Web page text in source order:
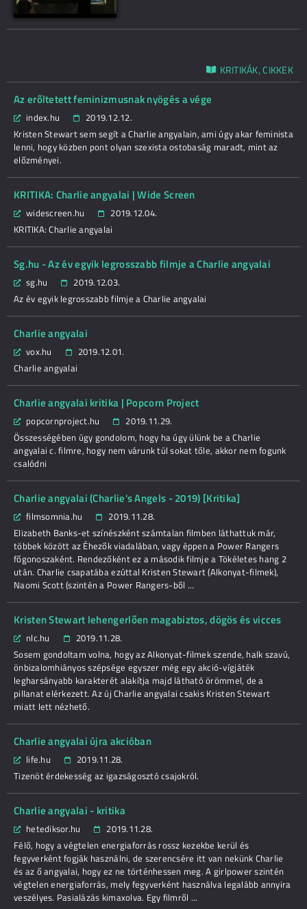
KRITIKÁK, CIKKEK
Az erőltetett feminizmusnak nyögés a vége
index.hu
2019.12.12.
Kristen Stewart sem segít a Charlie angyalain, ami úgy akar feminista
lenni, hogy közben pont olyan szexista ostobaság maradt, mint az
előzményei.
KRITIKA: Charlie angyalai | Wide Screen
widescreen.hu
2019.12.04.
KRITIKA: Charlie angyalai
Sg.hu - Az év egyik legrosszabb filmje a Charlie angyalai
sg.hu
2019.12.03.
Az év egyik legrosszabb filmje a Charlie angyalai
Charlie angyalai
vox.hu
2019.12.01.
Charlie angyalai
Charlie angyalai kritika | Popcorn Project
popcornproject.hu
2019.11.29.
Összességében úgy gondolom, hogy ha úgy ülünk be a Charlie
angyalai c. filmre, hogy nem várunk túl sokat tőle, akkor nem fogunk
csalódni
Charlie angyalai (Charlie's Angels - 2019) [Kritika]
filmsomnia.hu
2019.11.28.
Elizabeth Banks-et színészként számtalan filmben láthattuk már,
többek között az Éhezők viadalában, vagy éppen a Power Rangers
főgonoszaként. Rendezőként ez a második filmje a Tökéletes hang 2
után. Charlie csapatába ezúttal Kristen Stewart (Alkonyat-filmek),
Naomi Scott (szintén a Power Rangers-ből ...
Kristen Stewart lehengerlően magabiztos, dögös és vicces
nlc.hu
2019.11.28.
Sosem gondoltam volna, hogy az Alkonyat-filmek szende, halk szavú,
önbizalomhiányos szépsége egyszer még egy akció-vígjáték
legharsányabb karakterét alakítja majd látható örömmel, de a
pillanat elérkezett. Az új Charlie angyalai csakis Kristen Stewart
miatt lett nézhető.
Charlie angyalai újra akcióban
life.hu
2019.11.28.
Tizenöt érdekesség az igazságosztó csajokról.
Charlie angyalai - kritika
hetediksor.hu
2019.11.28.
Félő, hogy a végtelen energiaforrás rossz kezekbe kerül és
fegyverként fogják használni, de szerencsére itt van nekünk Charlie
és az ő angyalai, hogy ez ne történhessen meg. A girlpower szintén
végtelen energiaforrás, mely fegyverként használva legalább annyira
veszélyes. Pasialázás kimaxolva. Egy filmről ...